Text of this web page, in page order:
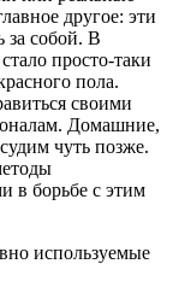
другое: эти
за собой. В
просто-таки
пола.
своими
Домашние,
чуть позже.
в борьбе с этим
используемые